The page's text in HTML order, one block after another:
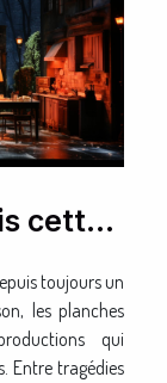
cette
toujours un
les planches
qui
Entre tragédies